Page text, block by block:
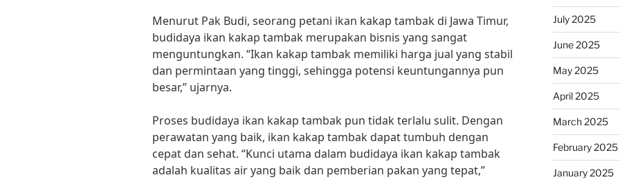
Menurut Pak Budi, seorang petani ikan kakap tambak di Jawa Timur,
budidaya ikan kakap tambak merupakan bisnis yang sangat
menguntungkan. “Ikan kakap tambak memiliki harga jual yang stabil
dan permintaan yang tinggi, sehingga potensi keuntungannya pun
besar,” ujarnya.
Proses budidaya ikan kakap tambak pun tidak terlalu sulit. Dengan
perawatan yang baik, ikan kakap tambak dapat tumbuh dengan
cepat dan sehat. “Kunci utama dalam budidaya ikan kakap tambak
adalah kualitas air yang baik dan pemberian pakan yang tepat,”
July 2025
June 2025
May 2025
April 2025
March 2025
February 2025
January 2025